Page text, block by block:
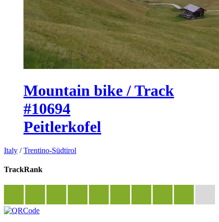
Mountain bike / Track
#10694
Peitlerkofel
Italy /Trentino-Südtirol
TrackRank